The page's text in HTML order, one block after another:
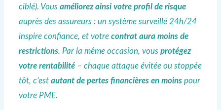
ciblé). Vousaméliorez ainsi votre profil de risque
auprès des assureurs : un système surveillé 24h/24
inspire confiance, et votrecontrat aura moins de
restrictions. Par la même occasion, vousprotégez
votre rentabilité – chaque attaque évitée ou stoppée
tôt, c’estautant de pertes financières en moins pour
votre PME.